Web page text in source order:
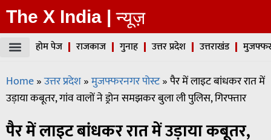
The X India | न्यूज़
होम पेज राजकाज गुनाह उत्तर प्रदेश उत्तराखंड
Home»उत्तर प्रदेश»मुजफ्फरनगर पोस्ट»पैर में लाइट बांधकर रात में
उड़ाया कबूतर, गांव वालों ने ड्रोन समझकर बुला ली पुलिस, गिरफ्तार
पैर में लाइट बांधकर रात में उड़ाया कबूतर,